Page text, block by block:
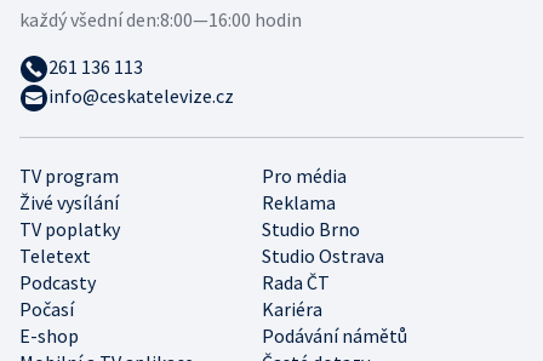
TV program
Pro média
Živé vysílání
Reklama
TV poplatky
Studio Brno
Teletext
Studio Ostrava
Podcasty
Rada ČT
Počasí
Kariéra
E-shop
Podávání námětů
každý všední den:8:00—16:00 hodin
261 136 113
info@ceskatelevize.cz